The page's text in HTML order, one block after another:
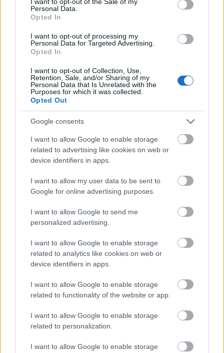
Personal Data.
Opted In
I want to opt-out of processing my
Personal Data for Targeted Advertising.
Opted In
I want to opt-out of Collection, Use,
Retention, Sale, and/or Sharing of my
Personal Data that Is Unrelated with the
Purposes for which it was collected.
Opted Out
Google consents
I want to allow Google to enable storage
related to advertising like cookies on web or
device identifiers in apps.
I want to allow my user data to be sent to
Google for online advertising purposes.
I want to allow Google to send me
personalized advertising.
I want to allow Google to enable storage
related to analytics like cookies on web or
device identifiers in apps.
I want to allow Google to enable storage
related to functionality of the website or app.
I want to allow Google to enable storage
related to personalization.
I want to allow Google to enable storage
így a hétvége folyamán a hondás pilótákra
támogatására és a szurkolóira fog koncentrálni, akik
előtt nyerte meg a WTCC-s főfutamot 2016-ban.
„A versenyeket pedig más szempontból fogom
pilóta sikeressége nem a volán mögött épül fel, hanem
azzal is, hogy a depóban mit csinál a csapat. Én pedig
tudom, hogy nagy segítség leszek. Továbbá nagyon
közel leszek a rajongóimhoz ezen a hétvégén, Vila
Realban és azokhoz az emberekhez is, akik az elmúlt
hozzá Monteiro.
A portugál versenyző még a hungaroringi WTCR-
nak azt
nyilatkozta, hogy még egy-három hónap is igénybe
vehet a felépülése.Úgyhogy az, hogy kihagyja a
portugáliai fordulót, valamilyen szinten várható volt,
még ha nagyon is sajnáljuk.
Mindenesetre a továbbiakban is sikeres és
mihamarabbi felépülést kívánunk Tiago
Monteirónak!
Jean Michel Le Meur, Francois Flamand / DPPI
(FIA WTCR Media)
Kováts Olivér
Facebookon!